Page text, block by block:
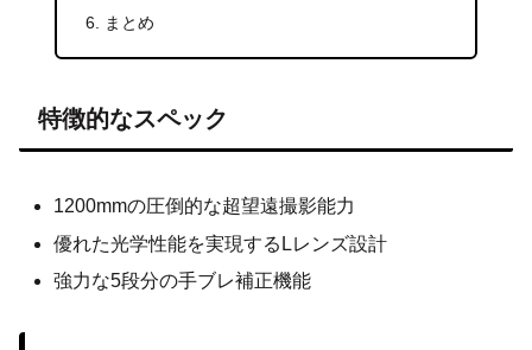
まとめ
特徴的なスペック
1200mmの圧倒的な超望遠撮影能力
優れた光学性能を実現するLレンズ設計
強力な5段分の手ブレ補正機能